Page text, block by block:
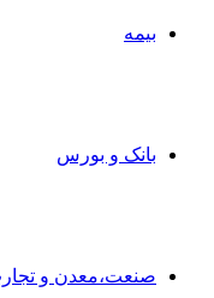
بیمه
بانک و بورس
صنعت،معدن و